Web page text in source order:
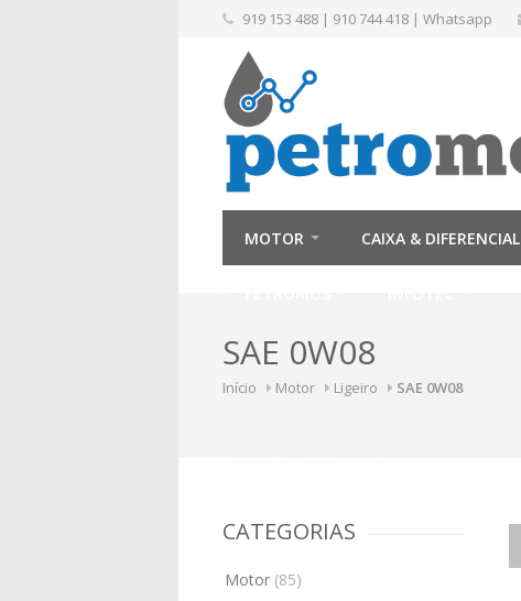
919 153 488 | 910 744 418 | Whatsapp
MOTOR CAIXA & DIFERENCIAL
SAE 0W08
Início Motor Ligeiro SAE 0W08
CATEGORIAS
Motor (85)